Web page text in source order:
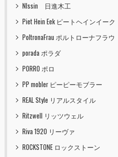
NIssin 日進木工
Piet Hein Eek ピートヘインイーク
PoltronaFrau ポルトローナフラウ
porada ポラダ
PORRO ポロ
PP mobler ピーピーモブラー
REAL Style リアルスタイル
Ritzwell リッツウェル
Riva 1920 リーヴァ
ROCKSTONE ロックストーン